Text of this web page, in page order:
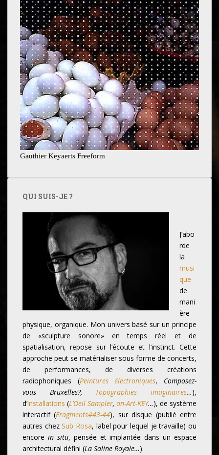
Gauthier Keyaerts Freeform
QUI SUIS-JE ?
J’abo
rde
la
musi
que
de
mani
ère
physique, organique. Mon univers basé sur un principe
de «sculpture sonore» en temps réel et de
spatialisation, repose sur l’écoute et l’instinct. Cette
approche peut se matérialiser sous forme de concerts,
de performances, de diverses créations
radiophoniques (Peintures électroniques, Composez-
vous Bruxelles?, Topographies imaginaires…),
d’installations (L’Oeil Sampler, an-Art-KEY…), de système
interactif (Fragments#43-44), sur disque (publié entre
autres chezSub Rosa, label pour lequel je travaille) ou
encore in situ, pensée et implantée dans un espace
architectural défini (La Saline Royale…).